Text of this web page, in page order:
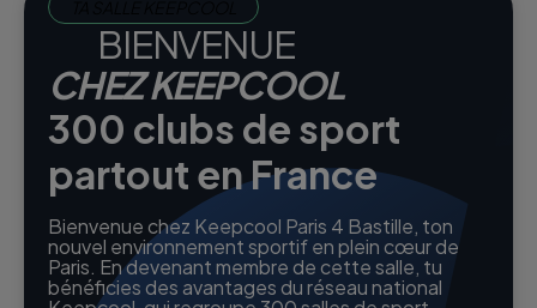
BIENVENUE
CHEZ KEEPCOOL
300 clubs de sport
partout en France
Bienvenue chez Keepcool Paris 4 Bastille, ton
nouvel environnement sportif en plein cœur de
Paris. En devenant membre de cette salle, tu
bénéficies des avantages du réseau national